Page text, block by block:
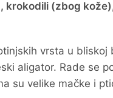
krokodili (zbog
vrsta u
aligator. Rade se
su velike mačke i